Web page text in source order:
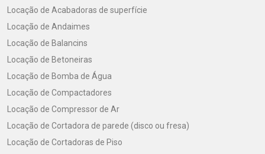
Locação de Acabadoras de superfície
Locação de Andaimes
Locação de Balancins
Locação de Betoneiras
Locação de Bomba de Água
Locação de Compactadores
Locação de Compressor de Ar
Locação de Cortadora de parede (disco ou fresa)
Locação de Cortadoras de Piso